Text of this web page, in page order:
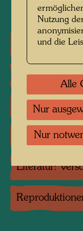
Objekt
Literatur:
Literatur:
Literatur:
Nutzung
und die
Alle
Nur
Nur